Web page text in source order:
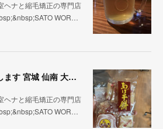
ヘナと縮毛矯正の専門店
WOR…
11月もよろしくお願いします 宮城 仙南 大河原 縮毛矯正 髪質改善 ヘナ 美容室 SATO WORK SHOP
ヘナと縮毛矯正の専門店
WOR…